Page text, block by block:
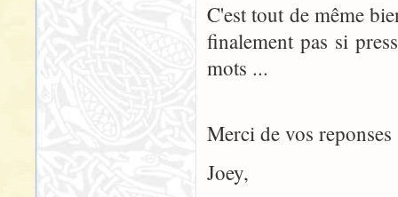
C'est tout de même
finalement pas si
mots ...
Merci de vos reponses
Joey,